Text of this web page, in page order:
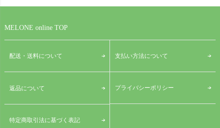
MELONE online TOP
配送・送料について 支払い方法について
返品について プライバシーポリシー
特定商取引法に基づく表記